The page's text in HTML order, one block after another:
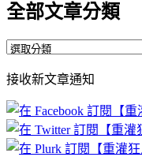
全部文章分類
全
文
章
分
類
接收新文章通知